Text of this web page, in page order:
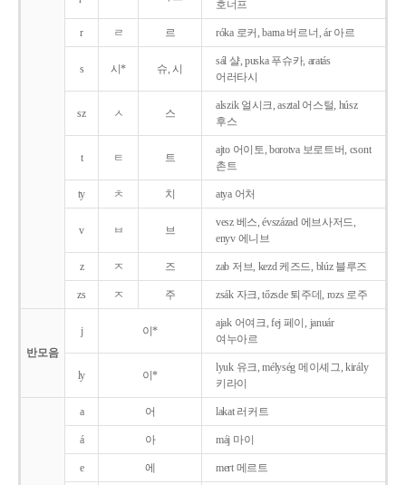
호너프
r ㄹ 르 róka 로커, barna 버르너, ár 아르
s 시* 슈, 시
sál 샬, puska 푸슈카, aratás
어러타시
sz ㅅ 스
alszik 얼시크, asztal 어스털, húsz
후스
t ㅌ 트
ajto 어이토, borotva 보로트버, csont
촌트
ty ㅊ 치 atya 어처
v ㅂ 브
vesz 베스, évszázad 에브사저드,
enyv 에니브
z ㅈ 즈 zab 저브, kezd 케즈드, blúz 블루즈
zs ㅈ 주 zsák 자크, tőzsde 퇴주데, rozs 로주
반모음
j 이*
ajak 어여크, fej 페이, január
여누아르
ly 이*
lyuk 유크, mélység 메이셰그, király
키라이
a 어 lakat 러커트
á 아 máj 마이
e 에 mert 메르트